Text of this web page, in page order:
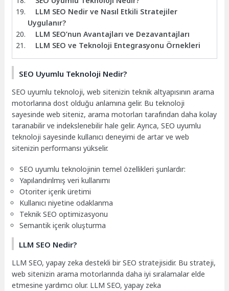
LLM SEO Nedir ve Nasıl Etkili Stratejiler
Uygulanır?
LLM SEO’nun Avantajları ve Dezavantajları
LLM SEO ve Teknoloji Entegrasyonu Örnekleri
SEO Uyumlu Teknoloji Nedir?
SEO uyumlu teknoloji, web sitenizin teknik altyapısının arama
motorlarına dost olduğu anlamına gelir. Bu teknoloji
sayesinde web siteniz, arama motorları tarafından daha kolay
taranabilir ve indekslenebilir hale gelir. Ayrıca, SEO uyumlu
teknoloji sayesinde kullanıcı deneyimi de artar ve web
sitenizin performansı yükselir.
SEO uyumlu teknolojinin temel özellikleri şunlardır:
Yapılandırılmış veri kullanımı
Otoriter içerik üretimi
Kullanıcı niyetine odaklanma
Teknik SEO optimizasyonu
Semantik içerik oluşturma
LLM SEO Nedir?
LLM SEO, yapay zeka destekli bir SEO stratejisidir. Bu strateji,
web sitenizin arama motorlarında daha iyi sıralamalar elde
etmesine yardımcı olur. LLM SEO, yapay zeka